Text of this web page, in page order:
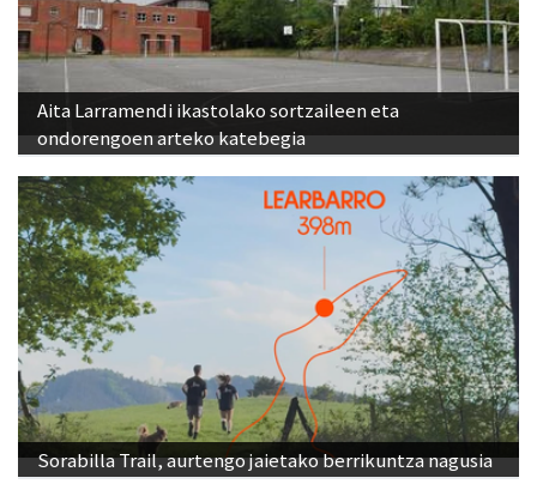
Aita Larramendi ikastolako sortzaileen eta
ondorengoen arteko katebegia
Sorabilla Trail, aurtengo jaietako berrikuntza nagusia